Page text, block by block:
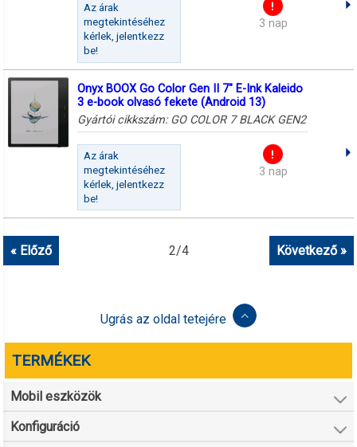
Az árak
megtekintéséhez
kérlek, jelentkezz
be!
3 nap
Onyx BOOX Go Color Gen II 7" E-Ink Kaleido
3 e-book olvasó fekete (Android 13)
Gyártói cikkszám: GO COLOR 7 BLACK GEN2
Az árak
megtekintéséhez
kérlek, jelentkezz
be!
3 nap
2/4
« Előző Következő »
Ugrás az oldal tetejére
TERMÉKEK
Mobil eszközök
Konfiguráció